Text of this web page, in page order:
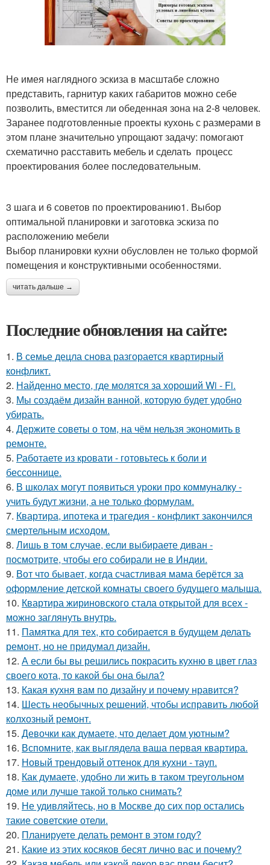
Не имея наглядного эскиза в масштабе сложно
представить, гарнитур каких габаритов можно себе
позволить, вместится ли обеденная зона на 2-8 человек.
Заранее подготовленные проекты кухонь с размерами в
этом плане значительно упрощают задачу: помогают
схематично расставить мебель и сделать процесс
проектирования более последовательным.
3 шага и 6 советов по проектированию1. Выбор
оптимальной планировки и заготовка эскиза по
расположению мебели
Выбор планировки кухни обусловлен не только формой
помещения и конструктивными особенностями.
читать дальше →
Последние обновления на сайте:
1. В семье децла снова разгорается квартирный
конфликт.
2. Найденно место, где молятся за хороший Wi - Fi.
3. Мы создаём дизайн ванной, которую будет удобно
убирать.
4. Держите советы о том, на чём нельзя экономить в
ремонте.
5. Работаете из кровати - готовьтесь к боли и
бессоннице.
6. В школах могут появиться уроки про коммуналку -
учить будут жизни, а не только формулам.
7. Квартира, ипотека и трагедия - конфликт закончился
смертельным исходом.
8. Лишь в том случае, если выбираете диван -
посмотрите, чтобы его собирали не в Индии.
9. Вот что бывает, когда счастливая мама берётся за
оформление детской комнаты своего будущего малыша.
10. Квартира жириновского стала открытой для всех -
можно заглянуть внутрь.
11. Памятка для тех, кто собирается в будущем делать
ремонт, но не придумал дизайн.
12. А если бы вы решились покрасить кухню в цвет глаз
своего кота, то какой бы она была?
13. Какая кухня вам по дизайну и почему нравится?
14. Шесть необычных решений, чтобы исправить любой
колхозный ремонт.
15. Девочки как думаете, что делает дом уютным?
16. Вспомните, как выглядела ваша первая квартира.
17. Новый трендовый оттенок для кухни - тауп.
18. Как думаете, удобно ли жить в таком треугольном
доме или лучше такой только снимать?
19. Не удивляйтесь, но в Москве до сих пор остались
такие советские отели.
20. Планируете делать ремонт в этом году?
21. Какие из этих косяков бесят лично вас и почему?